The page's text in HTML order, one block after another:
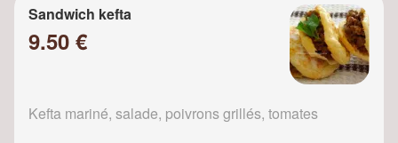
Sandwich kefta
9.50 €
Kefta mariné, salade, poivrons grillés, tomates